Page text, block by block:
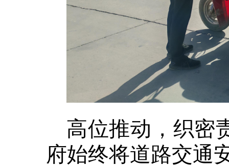
高位推动，织密
府始终将道路交通